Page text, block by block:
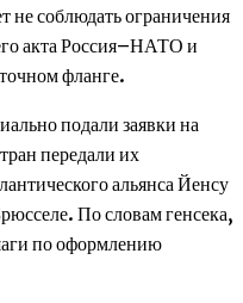
не соблюдать ограничения
акта Россия–НАТО и
фланге.
подали заявки на
передали их
альянса Йенсу
По словам генсека,
по оформлению